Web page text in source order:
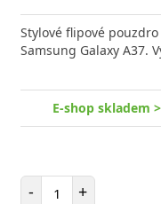
Stylové flipové
Samsung Galaxy A37.
E-shop skladem
- Počet položek
+